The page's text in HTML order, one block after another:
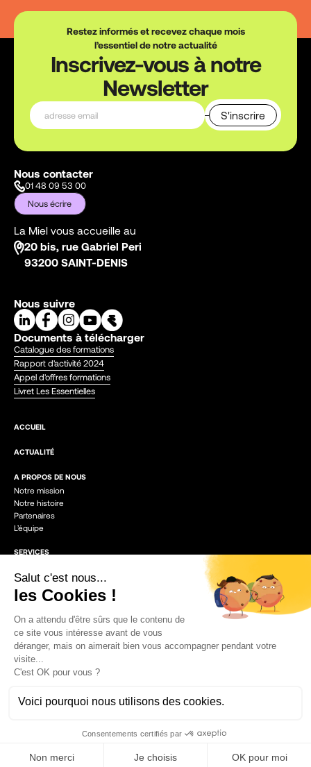
Restez informés et recevez chaque mois
l’essentiel de notre actualité
Inscrivez-vous à notre
Newsletter
Nous contacter
01 48 09 53 00
Nous écrire
La Miel vous accueille au
20 bis, rue Gabriel Peri
93200 SAINT-DENIS
Nous suivre
Documents à télécharger
Catalogue des formations
Rapport d'activité 2024
Appel d'offres formations
Livret Les Essentielles
ACCUEIL
ACTUALITÉ
A PROPOS DE NOUS
Notre mission
Notre histoire
Partenaires
L’équipe
SERVICES
Programmes spécifiques
Locations de locaux
LA PEP'
Présentation de la Pep’
Location de bureaux
Les PEP’ites
LA MIEL ACADÉMIE
Agenda